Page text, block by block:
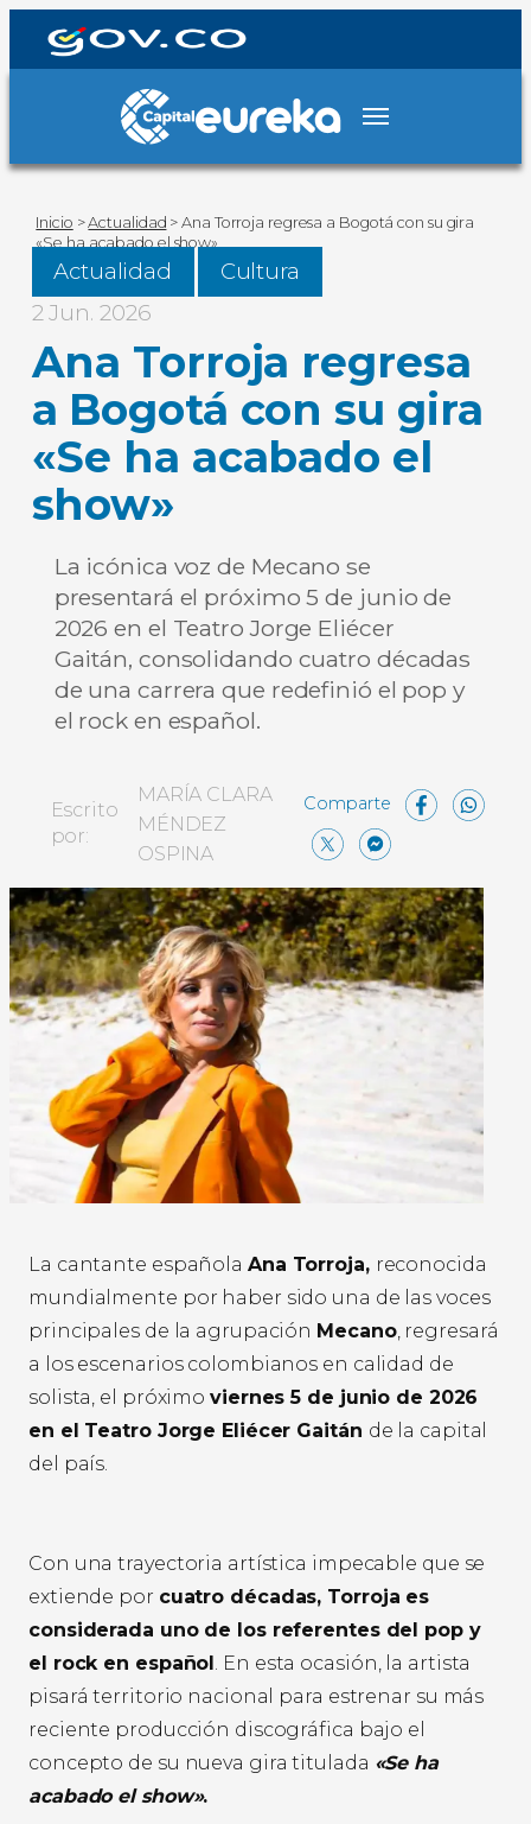
Inicio >Actualidad >Ana Torroja regresa a Bogotá con su gira
«Se ha acabado el show»
Actualidad
Cultura
2 Jun. 2026
Ana Torroja regresa
a Bogotá con su gira
«Se ha acabado el
show»
La icónica voz de Mecano se
presentará el próximo 5 de junio de
2026 en el Teatro Jorge Eliécer
Gaitán, consolidando cuatro décadas
de una carrera que redefinió el pop y
el rock en español.
Escrito
por:
MARÍA CLARA
MÉNDEZ
OSPINA
X
La cantante española Ana Torroja, reconocida
mundialmente por haber sido una de las voces
principales de la agrupación Mecano, regresará
a los escenarios colombianos en calidad de
solista, el próximo viernes 5 de junio de 2026
en el Teatro Jorge Eliécer Gaitán de la capital
del país.
Con una trayectoria artística impecable que se
extiende por cuatro décadas, Torroja es
considerada uno de los referentes del pop y
el rock en español . En esta ocasión, la artista
pisará territorio nacional para estrenar su más
reciente producción discográfica bajo el
concepto de su nueva gira titulada «Se ha
acabado el show».